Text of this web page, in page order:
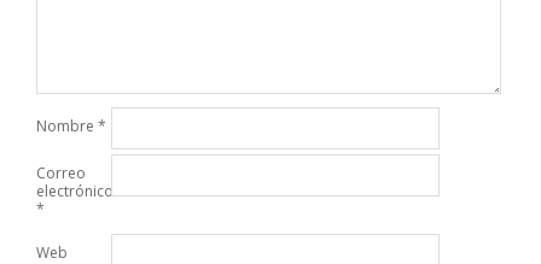
Nombre *
Correo
electrónico
*
Web